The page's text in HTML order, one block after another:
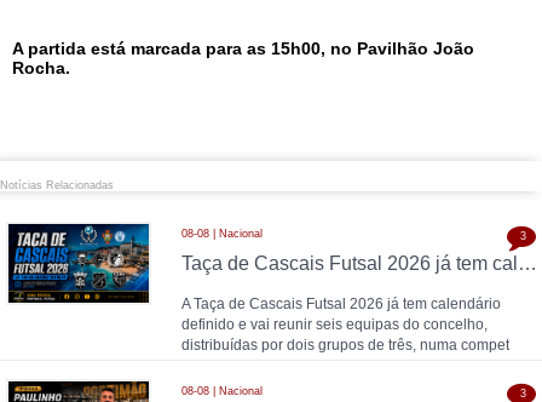
A partida está marcada para as 15h00, no Pavilhão João
Rocha.
Notícias Relacionadas
08-08 | Nacional
Taça de Cascais Futsal 2026 já tem calendário definido
A Taça de Cascais Futsal 2026 já tem calendário
definido e vai reunir seis equipas do concelho,
distribuídas por dois grupos de três, numa compet
3
08-08 | Nacional 3